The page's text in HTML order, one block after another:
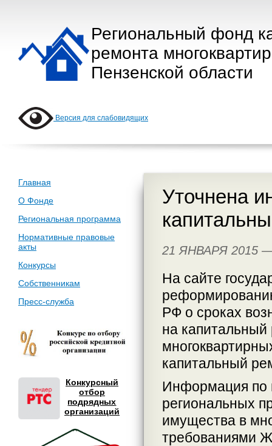
Региональный фонд
ремонта
Пензенской области
Версия для слабовидящих
Главная
О Фонде
Региональная программа
Нормативные правовые
акты
Конкурсы
Собственникам
Пресс-служба
Конкурсный
отбор
подрядных
организаций
Уточнена
21 ЯНВАРЯ 2015
На сайте
РФ о сроках
на
капитальный
Информация по
региональных
имущества в
требованиями